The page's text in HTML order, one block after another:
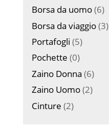
Borsa da uomo(6)
Borsa da viaggio(3)
Portafogli (5)
Pochette (0)
Zaino Donna (6)
Zaino Uomo(2)
Cinture (2)